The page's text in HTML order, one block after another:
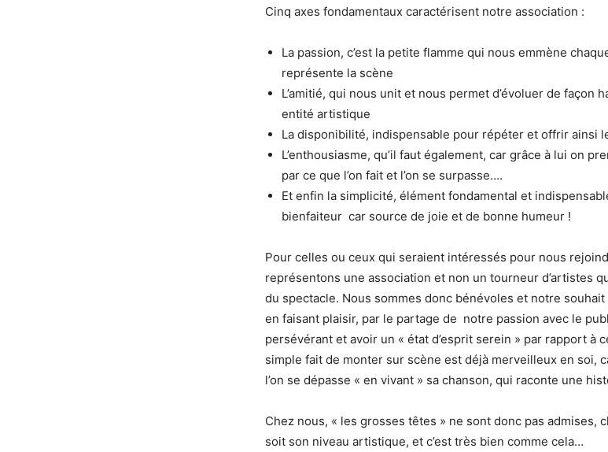
Cinq axes fondamentaux caractérisent notre association :
La passion, c’est la petite flamme qui nous emmène
représente la scène
L’amitié, qui nous unit et nous permet d’évoluer de façon
entité artistique
La disponibilité, indispensable pour répéter et offrir ainsi
L’enthousiasme, qu’il faut également, car grâce à lui on
par ce que l’on fait et l’on se surpasse….
Et enfin la simplicité, élément fondamental et
bienfaiteur car source de joie et de bonne humeur !
Pour celles ou ceux qui seraient intéressés pour nous
représentons une association et non un tourneur d’artistes
du spectacle. Nous sommes donc bénévoles et notre
en faisant plaisir, par le partage de notre passion avec le
persévérant et avoir un « état d’esprit serein » par rapport à
simple fait de monter sur scène est déjà merveilleux en soi,
l’on se dépasse « en vivant » sa chanson, qui raconte une
Chez nous, « les grosses têtes » ne sont donc pas admises,
soit son niveau artistique, et c’est très bien comme cela…